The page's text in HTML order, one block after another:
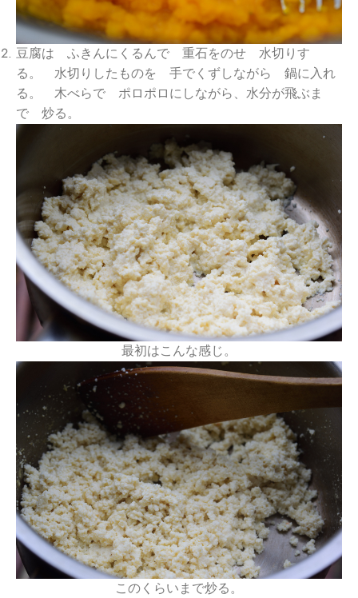
豆腐は ふきんにくるんで 重石をのせ 水切りす
る。 水切りしたものを 手でくずしながら 鍋に入れ
る。 木べらで ポロポロにしながら、水分が飛ぶま
で 炒る。
最初はこんな感じ。
このくらいまで炒る。